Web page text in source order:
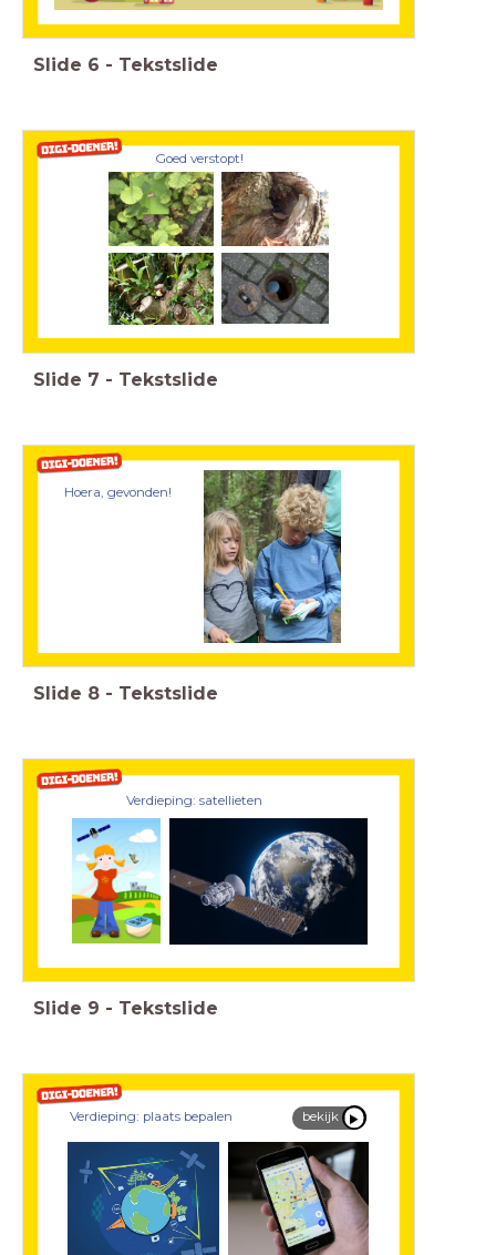
Slide 6 - Tekstslide
Goed verstopt!
Slide 7 - Tekstslide
Hoera, gevonden!
Slide 8 - Tekstslide
Verdieping: satellieten
Slide 9 - Tekstslide
Verdieping: plaats bepalen bekijk